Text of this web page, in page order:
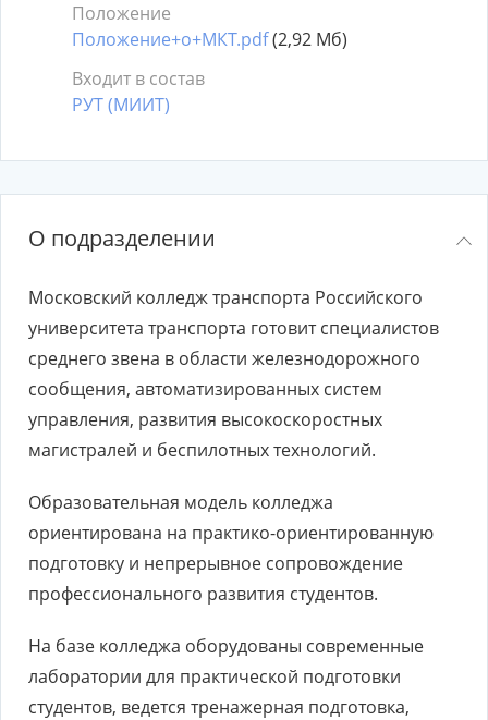
Положение
Положение+о+МКТ.pdf(2,92 Мб)
Входит в состав
РУТ (МИИТ)
О подразделении
Московский колледж транспорта Российского
университета транспорта готовит специалистов
среднего звена в области железнодорожного
сообщения, автоматизированных систем
управления, развития высокоскоростных
магистралей и беспилотных технологий.
Образовательная модель колледжа
ориентирована на практико-ориентированную
подготовку и непрерывное сопровождение
профессионального развития студентов.
На базе колледжа оборудованы современные
лаборатории для практической подготовки
студентов, ведется тренажерная подготовка,